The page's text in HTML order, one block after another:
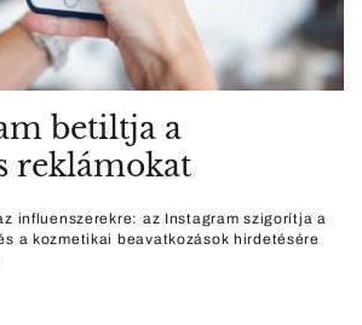
betiltja a
reklámokat
influenszerekre: az Instagram szigorítja a
a kozmetikai beavatkozások hirdetésére